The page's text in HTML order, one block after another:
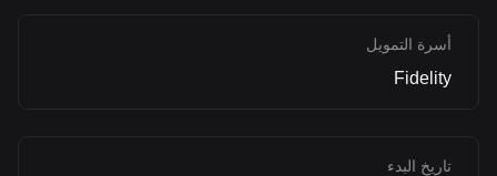
أسرة التمويل
Fidelity
تاريخ البدء